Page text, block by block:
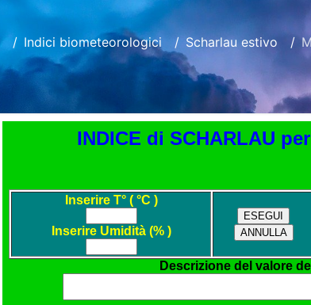
Indici biometeorologici Scharlau estivo